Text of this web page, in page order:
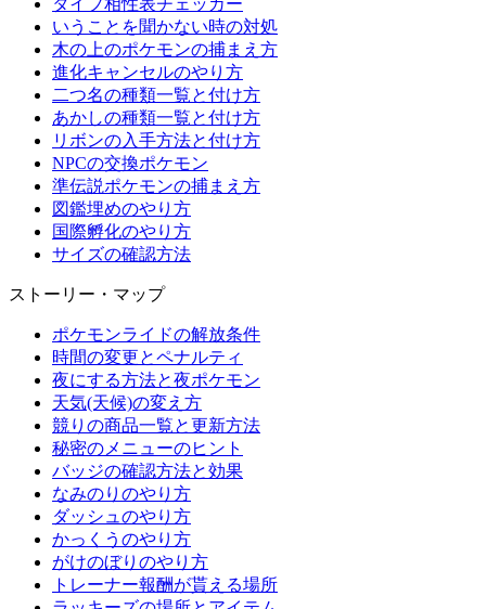
タイプ相性表チェッカー
いうことを聞かない時の対処
木の上のポケモンの捕まえ方
進化キャンセルのやり方
二つ名の種類一覧と付け方
あかしの種類一覧と付け方
リボンの入手方法と付け方
NPCの交換ポケモン
準伝説ポケモンの捕まえ方
図鑑埋めのやり方
国際孵化のやり方
サイズの確認方法
ストーリー・マップ
ポケモンライドの解放条件
時間の変更とペナルティ
夜にする方法と夜ポケモン
天気(天候)の変え方
競りの商品一覧と更新方法
秘密のメニューのヒント
バッジの確認方法と効果
なみのりのやり方
ダッシュのやり方
かっくうのやり方
がけのぼりのやり方
トレーナー報酬が貰える場所